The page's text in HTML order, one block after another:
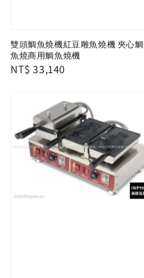
雙頭鯛魚燒機紅豆雕魚燒機 夾心鯛
魚燒商用鯛魚燒機
Regular
NT$ 33,140